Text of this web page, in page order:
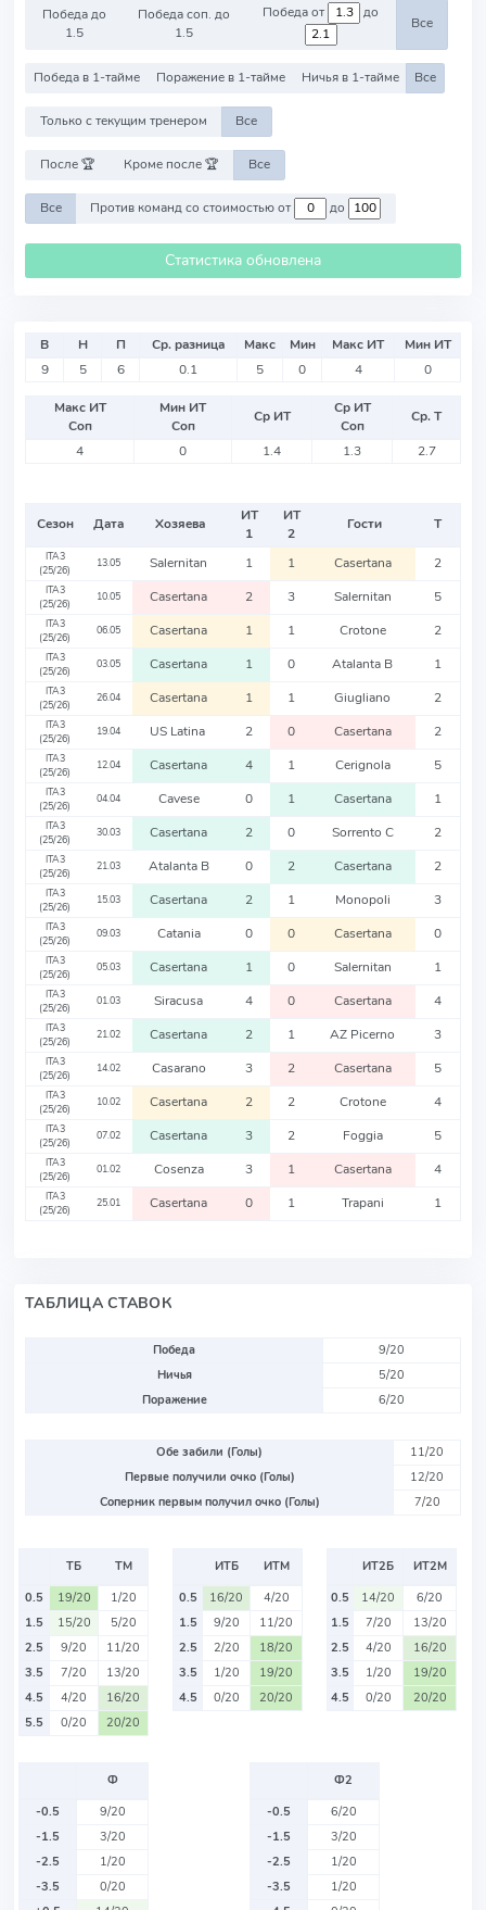
Победа до
1.5
Победа соп. до
1.5
Победа от до
Все
Победа в 1-тайме Поражение в 1-тайме Ничья в 1-тайме Все
Только с текущим тренером Все
После 🏆 Кроме после 🏆 Все
Все Против команд со стоимостью от до
Статистика обновлена
В Н П Ср. разница Макс Мин Макс ИТ
Мин ИТ
9
5 6 0.1 5 0 4 0
Макс ИТ
Соп
Мин ИТ
Соп
Ср ИТ
Ср ИТ
Соп
Ср. Т
4
0 1.4 1.3 2.7
Сезон Дата Хозяева
ИТ
1
ИТ
2
Гости Т
ITA3
(25/26)
13.05 Salernitan 1 1 Casertana 2
ITA3
(25/26)
10.05 Casertana 2 3 Salernitan 5
ITA3
(25/26)
06.05 Casertana 1 1 Crotone 2
ITA3
(25/26)
03.05 Casertana 1 0 Atalanta B 1
ITA3
(25/26)
26.04 Casertana 1 1 Giugliano 2
ITA3
(25/26)
19.04 US Latina 2 0 Casertana 2
ITA3
(25/26)
12.04 Casertana 4 1 Cerignola 5
ITA3
(25/26)
04.04 Cavese 0 1 Casertana 1
ITA3
(25/26)
30.03 Casertana 2 0 Sorrento C 2
ITA3
(25/26)
21.03 Atalanta B 0 2 Casertana 2
ITA3
(25/26)
15.03 Casertana 2 1 Monopoli 3
ITA3
(25/26)
09.03 Catania 0 0 Casertana 0
ITA3
(25/26)
05.03 Casertana 1 0 Salernitan 1
ITA3
(25/26)
01.03 Siracusa 4 0 Casertana 4
ITA3
(25/26)
21.02 Casertana 2 1 AZ Picerno 3
ITA3
(25/26)
14.02 Casarano 3 2 Casertana 5
ITA3
(25/26)
10.02 Casertana 2 2 Crotone 4
ITA3
(25/26)
07.02 Casertana 3 2 Foggia 5
ITA3
(25/26)
01.02 Cosenza 3 1 Casertana 4
ITA3
(25/26)
25.01 Casertana 0 1 Trapani 1
ТАБЛИЦА СТАВОК
Победа
9/20
Ничья
5/20
Поражение
6/20
Обе забили (Голы)
11/20
Первые получили очко (Голы)
12/20
Соперник первым получил очко (Голы)
7/20
ТБ
ТМ
0.5
19/20
1/20
1.5
15/20
5/20
2.5
9/20
11/20
3.5
7/20
13/20
4.5
4/20
16/20
5.5
0/20 20/20
ИТБ
ИТМ
0.5
16/20
4/20
1.5
9/20
11/20
2.5
2/20
18/20
3.5
1/20
19/20
4.5
0/20 20/20
ИТ2Б
ИТ2М
0.5
14/20
6/20
1.5
7/20
13/20
2.5
4/20
16/20
3.5
1/20
19/20
4.5
0/20 20/20
Ф
-0.5
9/20
-1.5
3/20
-2.5
1/20
-3.5
0/20
Ф2
-0.5
6/20
-1.5
3/20
-2.5
1/20
-3.5
1/20